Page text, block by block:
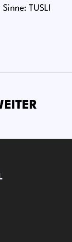
TUSLI